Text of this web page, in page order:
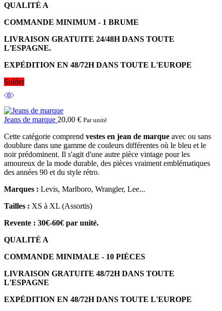
QUALITÉ A
COMMANDE MINIMUM - 1 BRUME
LIVRAISON GRATUITE 24/48H DANS TOUTE
L'ESPAGNE.
EXPÉDITION EN 48/72H DANS TOUTE L'EUROPE
Solder
Jeans de marque 20,00 € Par unité
Cette catégorie comprend vestes en jean de marque avec ou sans
doublure dans une gamme de couleurs différentes où le bleu et le
noir prédominent. Il s'agit d'une autre pièce vintage pour les
amoureux de la mode durable, des pièces vraiment emblématiques
des années 90 et du style rétro.
Marques : Levis, Marlboro, Wrangler, Lee...
Tailles : XS à XL (Assortis)
Revente : 30€-60€ par unité.
QUALITÉ A
COMMANDE MINIMALE - 10 PIÈCES
LIVRAISON GRATUITE 48/72H DANS TOUTE
L'ESPAGNE
EXPÉDITION EN 48/72H DANS TOUTE L'EUROPE